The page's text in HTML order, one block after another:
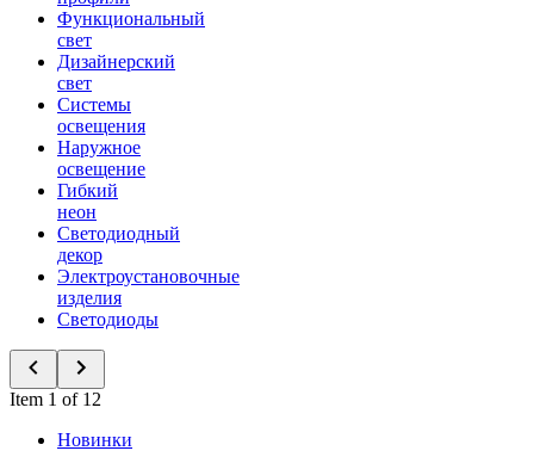
Функциональный
свет
Дизайнерский
свет
Системы
освещения
Наружное
освещение
Гибкий
неон
Светодиодный
декор
Электроустановочные
изделия
Светодиоды
Item 1 of 12
Новинки